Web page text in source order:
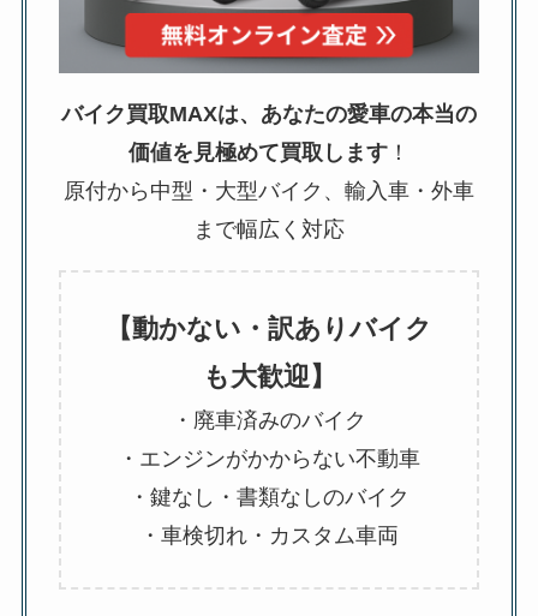
バイク買取MAXは、あなたの愛車の本当の
価値を見極めて買取します ！
原付から中型・大型バイク、輸入車・外車
まで幅広く対応
【動かない・訳ありバイク
も大歓迎】
・廃車済みのバイク
・エンジンがかからない不動車
・鍵なし・書類なしのバイク
・車検切れ・カスタム車両